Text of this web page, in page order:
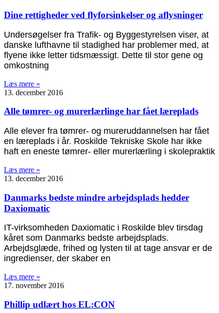
Dine rettigheder ved flyforsinkelser og aflysninger
Undersøgelser fra Trafik- og Byggestyrelsen viser, at
danske lufthavne til stadighed har problemer med, at
flyene ikke letter tidsmæssigt. Dette til stor gene og
omkostning
Læs mere »
13. december 2016
Alle tømrer- og murerlærlinge har fået læreplads
Alle elever fra tømrer- og mureruddannelsen har fået
en læreplads i år. Roskilde Tekniske Skole har ikke
haft en eneste tømrer- eller murerlærling i skolepraktik
Læs mere »
13. december 2016
Danmarks bedste mindre arbejdsplads hedder
Daxiomatic
IT-virksomheden Daxiomatic i Roskilde blev tirsdag
kåret som Danmarks bedste arbejdsplads.
Arbejdsglæde, frihed og lysten til at tage ansvar er de
ingredienser, der skaber en
Læs mere »
17. november 2016
Phillip udlært hos EL:CON